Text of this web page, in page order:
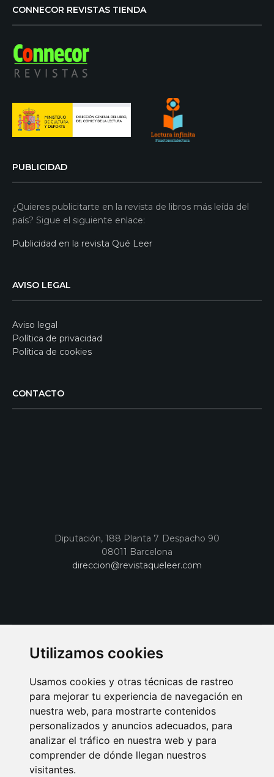
Utilizamos cookies
Usamos cookies y otras técnicas de rastreo
para mejorar tu experiencia de navegación en
nuestra web, para mostrarte contenidos
personalizados y anuncios adecuados, para
analizar el tráfico en nuestra web y para
comprender de dónde llegan nuestros
visitantes.
CONNECOR REVISTAS TIENDA
PUBLICIDAD
¿Quieres publicitarte en la revista de libros más leída del
país? Sigue el siguiente enlace:
Publicidad en la revista Qué Leer
AVISO LEGAL
Aviso legal
Política de privacidad
Política de cookies
CONTACTO
Diputación, 188 Planta 7 Despacho 90
08011 Barcelona
direccion@revistaqueleer.com
AVISO LEGAL POLITICA DE COOKIES
POLITICA DE PRIVACIDAD
PUBLICIDAD EN LA REVISTA QUÉ LEER
SORTEO-PREESTRENOS
SUSCRIPCIONES